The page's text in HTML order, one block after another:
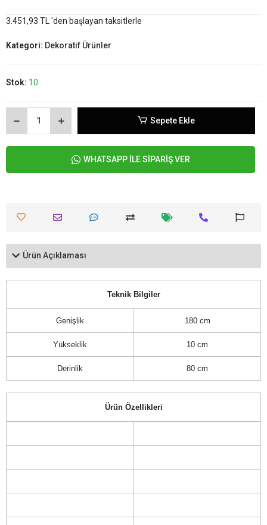
3.451,93 TL 'den başlayan taksitlerle
Kategori: Dekoratif Ürünler
Stok: 10
Sepete Ekle
WHATSAPP İLE SİPARİŞ VER
Ürün Açıklaması
Teknik Bilgiler
Genişlik 180 cm
Yükseklik 10 cm
Derinlik 80 cm
Ürün Özellikleri